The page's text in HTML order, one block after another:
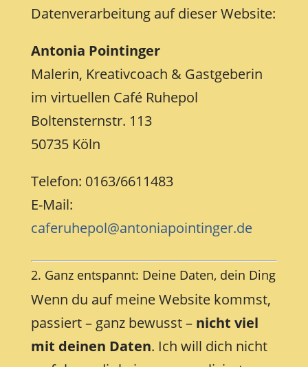
Datenverarbeitung auf dieser Website:
Antonia Pointinger
Malerin, Kreativcoach & Gastgeberin
im virtuellen Café Ruhepol
Boltensternstr. 113
50735 Köln
Telefon: 0163/6611483
E-Mail:
caferuhepol@antoniapointinger.de
2. Ganz entspannt: Deine Daten, dein Ding
Wenn du auf meine Website kommst,
passiert – ganz bewusst – nicht viel
mit deinen Daten. Ich will dich nicht